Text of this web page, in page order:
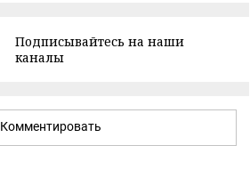
Подписывайтесь на наши
каналы
Комментировать